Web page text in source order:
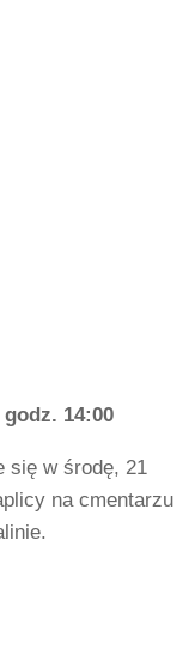
14:00
się w środę, 21
na cmentarzu